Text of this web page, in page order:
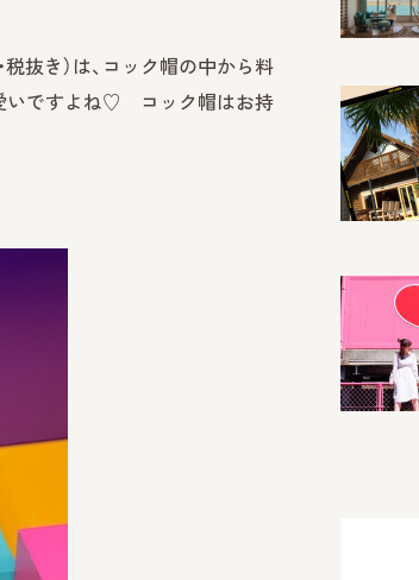
抜き）は、コック帽の中から料
いですよね♡ コック帽はお持